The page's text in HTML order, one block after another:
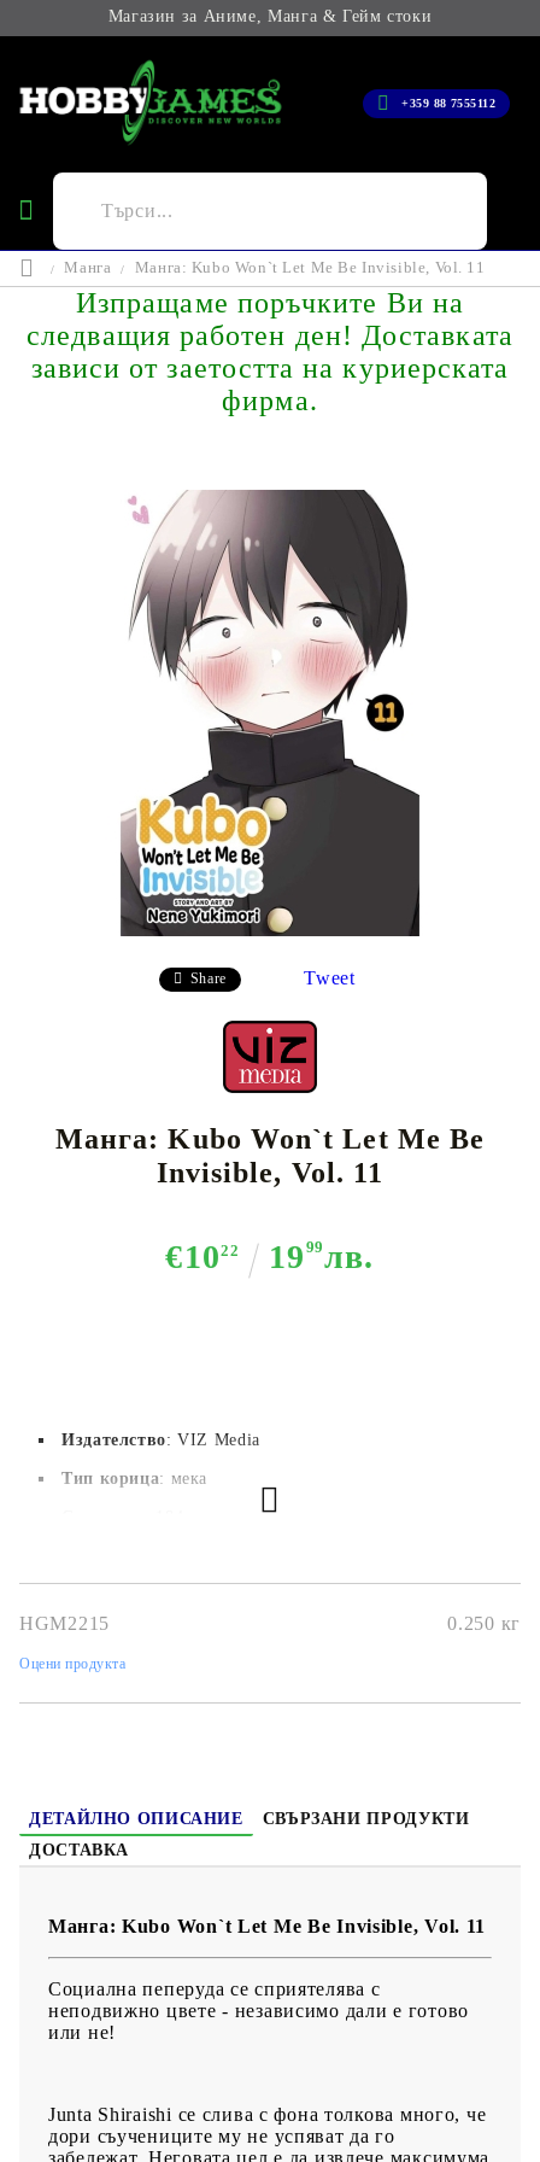
Магазин за Аниме, Манга & Гейм стоки
+359 88 7555112
Манга Манга: Kubo Won`t Let Me Be Invisible, Vol. 11
Изпращаме поръчките Ви на
следващия работен ден! Доставката
зависи от заетостта на куриерската
фирма.
Share Tweet
Манга: Kubo Won`t Let Me Be
Invisible, Vol. 11
€1022 19 99лв.
Издателство: VIZ Media
Тип корица: мека
Дата на издаване
Жанр: Comedy
HGM2215 0.250 кг
Оцени продукта
ДЕТАЙЛНО ОПИСАНИЕ
СВЪРЗАНИ ПРОДУКТИ
ДОСТАВКА
Манга: Kubo Won`t Let Me Be Invisible, Vol. 11
Социална пеперуда се сприятелява с
неподвижно цвете - независимо дали е готово
или не!
Junta Shiraishi се слива с фона толкова много, че
дори съучениците му не успяват да го
забележат. Неговата цел е да извлече максимума